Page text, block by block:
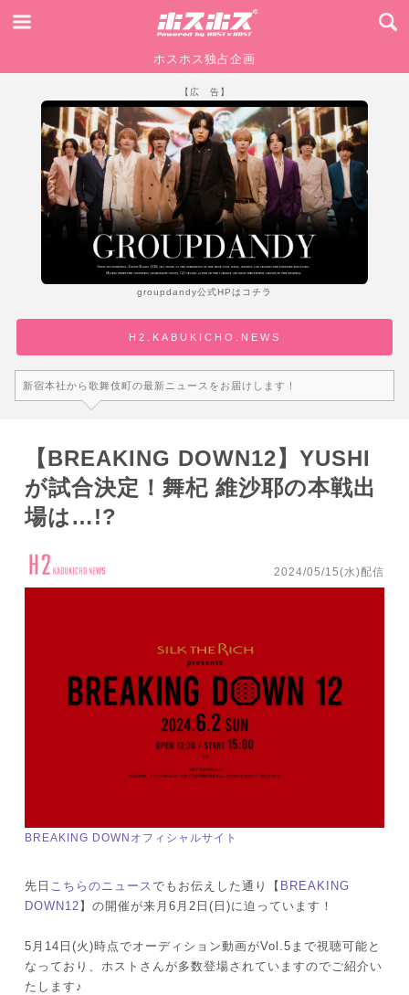
ホスホス独占企画
【広 告】
groupdandy公式HPはコチラ
H2.KABUKICHO.NEWS
新宿本社から歌舞伎町の最新ニュースをお届けします！
【BREAKING DOWN12】YUSHI
が試合決定！舞杞 維沙耶の本戦出
場は…!?
2024/05/15(水)配信
BREAKING DOWNオフィシャルサイト
先日 こちらのニュースでもお伝えした通り【 BREAKING
DOWN12 】の開催が来月6月2日(日)に迫っています！
5月14日(火)時点でオーディション動画がVol.5まで視聴可能と
なっており、ホストさんが多数登場されていますのでご紹介い
たします♪